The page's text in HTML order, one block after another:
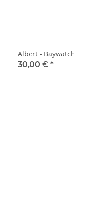
Albert - Baywatch
30,00 € *